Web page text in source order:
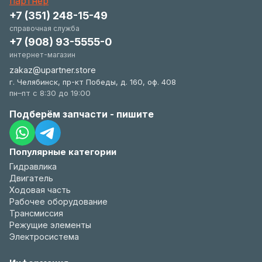
Популярные категории
Гидравлика
Двигатель
Ходовая часть
Рабочее оборудование
Трансмиссия
Режущие элементы
Электросистема
+7 (351) 248-15-49
справочная служба
+7 (908) 93-5555-0
интернет-магазин
zakaz@upartner.store
г. Челябинск, пр-кт Победы, д. 160, оф. 408
пн–пт с 8:30 до 19:00
Подберём запчасти - пишите